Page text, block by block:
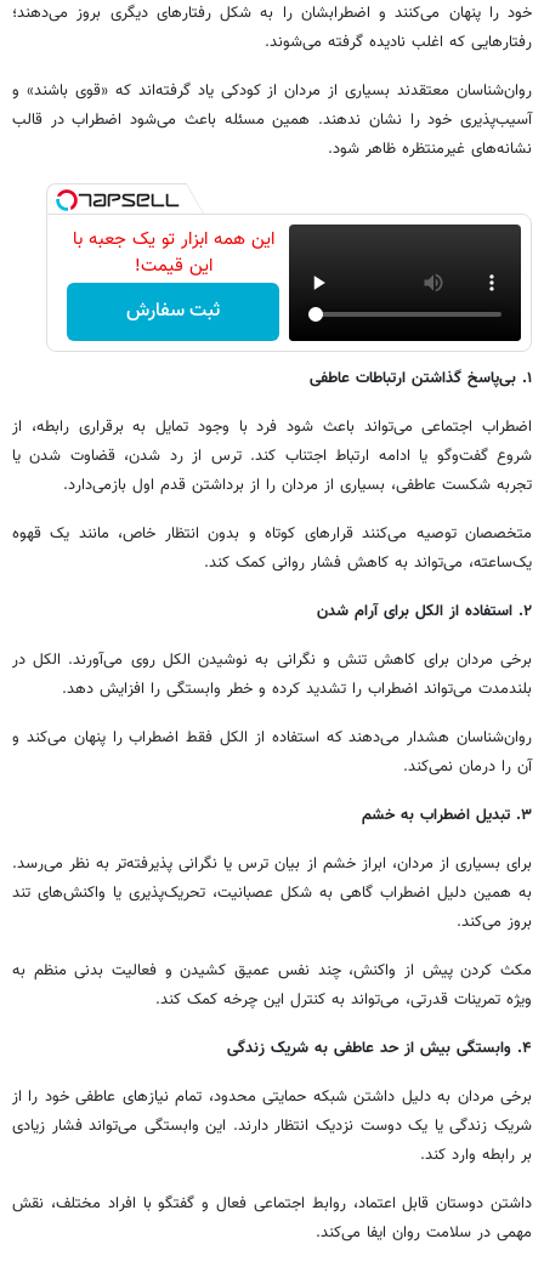
خود را پنهان می‌کنند و اضطرابشان را به شکل رفتارهای دیگری بروز می‌دهند؛
رفتارهایی که اغلب نادیده گرفته می‌شوند.
روان‌شناسان معتقدند بسیاری از مردان از کودکی یاد گرفته‌اند که «قوی باشند» و
آسیب‌پذیری خود را نشان ندهند. همین مسئله باعث می‌شود اضطراب در قالب
نشانه‌های غیرمنتظره ظاهر شود.
این همه ابزار تو یک جعبه با
این قیمت!
ثبت سفارش
۱. بی‌پاسخ گذاشتن ارتباطات عاطفی
اضطراب اجتماعی می‌تواند باعث شود فرد با وجود تمایل به برقراری رابطه، از
شروع گفت‌وگو یا ادامه ارتباط اجتناب کند. ترس از رد شدن، قضاوت شدن یا
تجربه شکست عاطفی، بسیاری از مردان را از برداشتن قدم اول بازمی‌دارد.
متخصصان توصیه می‌کنند قرارهای کوتاه و بدون انتظار خاص، مانند یک قهوه
یک‌ساعته، می‌تواند به کاهش فشار روانی کمک کند.
۲. استفاده از الکل برای آرام شدن
برخی مردان برای کاهش تنش و نگرانی به نوشیدن الکل روی می‌آورند. الکل در
بلندمدت می‌تواند اضطراب را تشدید کرده و خطر وابستگی را افزایش دهد.
روان‌شناسان هشدار می‌دهند که استفاده از الکل فقط اضطراب را پنهان می‌کند و
آن را درمان نمی‌کند.
۳. تبدیل اضطراب به خشم
برای بسیاری از مردان، ابراز خشم از بیان ترس یا نگرانی پذیرفته‌تر به نظر می‌رسد.
به همین دلیل اضطراب گاهی به شکل عصبانیت، تحریک‌پذیری یا واکنش‌های تند
بروز می‌کند.
مکث کردن پیش از واکنش، چند نفس عمیق کشیدن و فعالیت بدنی منظم به
ویژه تمرینات قدرتی، می‌تواند به کنترل این چرخه کمک کند.
۴. وابستگی بیش از حد عاطفی به شریک زندگی
برخی مردان به دلیل داشتن شبکه حمایتی محدود، تمام نیازهای عاطفی خود را از
شریک زندگی یا یک دوست نزدیک انتظار دارند. این وابستگی می‌تواند فشار زیادی
بر رابطه وارد کند.
داشتن دوستان قابل اعتماد، روابط اجتماعی فعال و گفتگو با افراد مختلف، نقش
مهمی در سلامت روان ایفا می‌کند.